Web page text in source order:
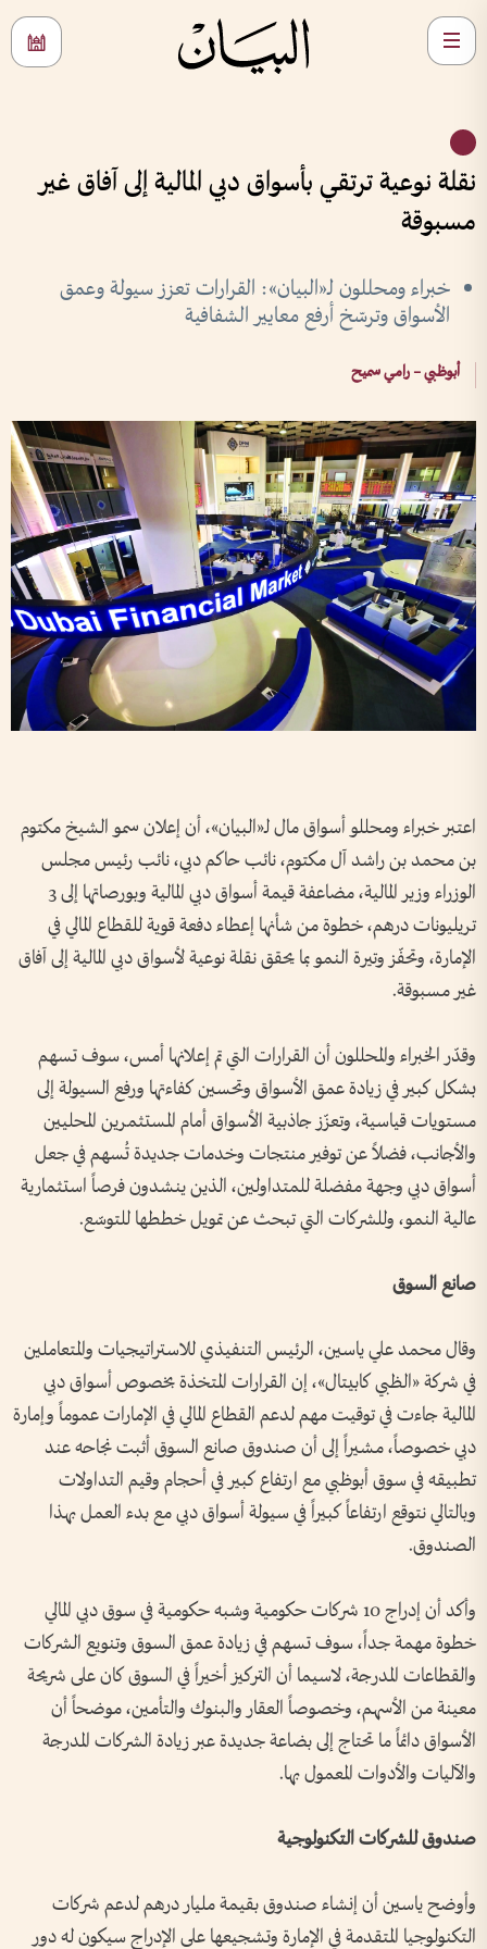
نقلة نوعية ترتقي بأسواق دبي المالية إلى آفاق غير
مسبوقة
خبراء ومحللون لـ«البيان»: القرارات تعزز سيولة وعمق
الأسواق وترسّخ أرفع معايير الشفافية
أبوظبي – رامي سميح
اعتبر خبراء ومحللو أسواق مال لـ«البيان»، أن إعلان سمو الشيخ مكتوم
بن محمد بن راشد آل مكتوم، نائب حاكم دبي، نائب رئيس مجلس
الوزراء وزير المالية، مضاعفة قيمة أسواق دبي المالية وبورصاتها إلى 3
تريليونات درهم، خطوة من شأنها إعطاء دفعة قوية للقطاع المالي في
الإمارة، وتحفّز وتيرة النمو بما يحقق نقلة نوعية لأسواق دبي المالية إلى آفاق
غير مسبوقة.
وقدّر الخبراء والمحللون أن القرارات التي تم إعلانها أمس، سوف تسهم
بشكل كبير في زيادة عمق الأسواق وتحسين كفاءتها ورفع السيولة إلى
مستويات قياسية، وتعزّز جاذبية الأسواق أمام المستثمرين المحليين
والأجانب، فضلاً عن توفير منتجات وخدمات جديدة تُسهم في جعل
أسواق دبي وجهة مفضلة للمتداولين، الذين ينشدون فرصاً استثمارية
عالية النمو، وللشركات التي تبحث عن تمويل خططها للتوسّع.
صانع السوق
وقال محمد علي ياسين، الرئيس التنفيذي للاستراتيجيات والمتعاملين
في شركة «الظبي كابيتال»، إن القرارات المتخذة بخصوص أسواق دبي
المالية جاءت في توقيت مهم لدعم القطاع المالي في الإمارات عموماً وإمارة
دبي خصوصاً، مشيراً إلى أن صندوق صانع السوق أثبت نجاحه عند
تطبيقه في سوق أبوظبي مع ارتفاع كبير في أحجام وقيم التداولات
وبالتالي نتوقع ارتفاعاً كبيراً في سيولة أسواق دبي مع بدء العمل بهذا
الصندوق.
وأكد أن إدراج 10 شركات حكومية وشبه حكومية في سوق دبي المالي
خطوة مهمة جداً، سوف تسهم في زيادة عمق السوق وتنويع الشركات
والقطاعات المدرجة، لاسيما أن التركيز أخيراً في السوق كان على شريحة
معينة من الأسهم، وخصوصاً العقار والبنوك والتأمين، موضحاً أن
الأسواق دائماً ما تحتاج إلى بضاعة جديدة عبر زيادة الشركات المدرجة
والآليات والأدوات المعمول بها.
صندوق للشركات التكنولوجية
وأوضح ياسين أن إنشاء صندوق بقيمة مليار درهم لدعم شركات
التكنولوجيا المتقدمة في الإمارة وتشجيعها على الإدراج سيكون له دور